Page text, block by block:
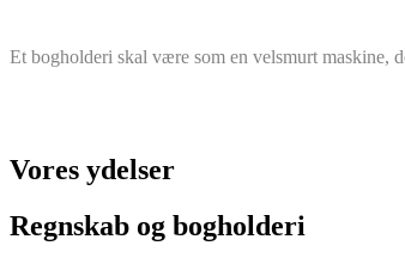
Et bogholderi skal være som en velsmurt maskine,
Vores ydelser
Regnskab og bogholderi